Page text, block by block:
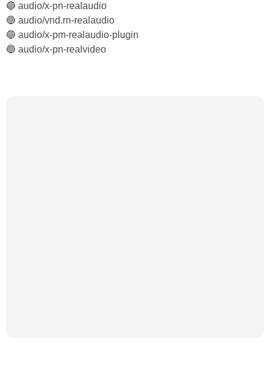
🔵 audio/x-pn-realaudio
🔵 audio/vnd.rn-realaudio
🔵 audio/x-pm-realaudio-plugin
🔵 audio/x-pn-realvideo